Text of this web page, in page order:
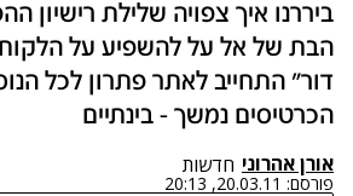
ביררנו איך צפויה שלילת רישיון
הבת של אל על להשפיע על
דור" התחייב לאתר פתרון לכל
הכרטיסים נמשך - בינתיים
אורן אהרוני חדשות
פורסם: 20.03.11, 20:13